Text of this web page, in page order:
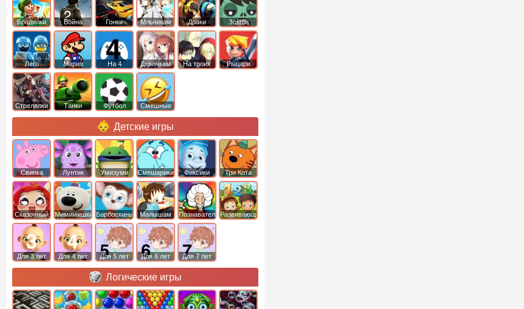
Бродилки Война Гонки Мльчикам Драки Зомби
Лего Марио На 4 Девочкам На троих Рыцари
Стрелялки Танки Футбол Смешные
Детские игры
Свинка
Пеппа
Лунтик Умизуми Смешарики Фиксики Три Кота
Сказочный
патруль
Мимимишки Барбоскины Малышам ПознавательныеРазвивающие
Для 3 лет Для 4 лет Для 5 лет Для 6 лет Для 7 лет
Логические игры